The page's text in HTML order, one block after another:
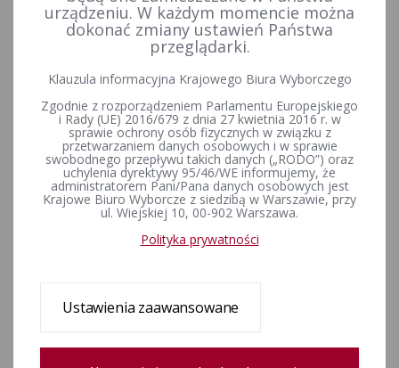
Prawo Wyborcze -
Samorządowe Prawo
Wyborcze. Zbiór aktów
prawnych oraz wyjaśnień
Państwowej Komisji
Wyborczej. - Stan prawny na
dzień 30 kwietnia 1999 r.
Wyborcze]
Rejestr zmian
urządzeniu. W każdym momencie można
dokonać zmiany ustawień Państwa
przeglądarki.
Klauzula informacyjna Krajowego Biura Wyborczego
Zgodnie z rozporządzeniem Parlamentu Europejskiego
i Rady (UE) 2016/679 z dnia 27 kwietnia 2016 r. w
sprawie ochrony osób fizycznych w związku z
przetwarzaniem danych osobowych i w sprawie
swobodnego przepływu takich danych („RODO”) oraz
uchylenia dyrektywy 95/46/WE informujemy, że
administratorem Pani/Pana danych osobowych jest
Krajowe Biuro Wyborcze z siedzibą w Warszawie, przy
ul. Wiejskiej 10, 00-902 Warszawa.
Polityka prywatności
Ustawienia zaawansowane